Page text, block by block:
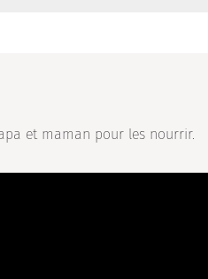
et maman pour les nourrir.